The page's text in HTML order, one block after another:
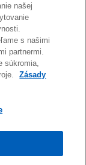
KPMG
KPMG
našej
s našimi
partnermi.
súkromia,
Zásady